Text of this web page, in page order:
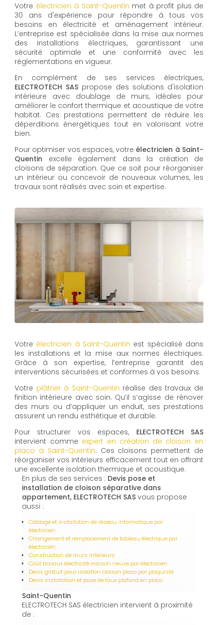
Votre électricien à Saint-Quentin met à profit plus de
30 ans d'expérience pour répondre à tous vos
besoins en électricité et aménagement intérieur.
L’entreprise est spécialisée dans la mise aux normes
des installations électriques, garantissant une
sécurité optimale et une conformité avec les
réglementations en vigueur.
En complément de ses services électriques,
ELECTROTECH SAS propose des solutions d'isolation
intérieure avec doublage de murs, idéales pour
améliorer le confort thermique et acoustique de votre
habitat. Ces prestations permettent de réduire les
déperditions énergétiques tout en valorisant votre
bien.
Pour optimiser vos espaces, votre électricien à Saint-
Quentin excelle également dans la création de
cloisons de séparation. Que ce soit pour réorganiser
un intérieur ou concevoir de nouveaux volumes, les
travaux sont réalisés avec soin et expertise.
Votre électricien à Saint-Quentin est spécialisé dans
les installations et la mise aux normes électriques.
Grâce à son expertise, l’entreprise garantit des
interventions sécurisées et conformes à vos besoins.
Votre plâtrier à Saint-Quentin réalise des travaux de
finition intérieure avec soin. Qu’il s’agisse de rénover
des murs ou d’appliquer un enduit, ses prestations
assurent un rendu esthétique et durable.
Pour structurer vos espaces, ELECTROTECH SAS
intervient comme expert en création de cloison en
placo à Saint-Quentin. Ces cloisons permettent de
réorganiser vos intérieurs efficacement tout en offrant
une excellente isolation thermique et acoustique.
En plus de ses services : Devis pose et
installation de cloison séparative dans
appartement, ELECTROTECH SAS vous propose
aussi :
Câblage et installation de réseau informatique par
électricien
Changement et remplacement de tableau électrique par
électricien
Construction de murs intérieurs
Coût travaux électricité maison neuve par électricien
Devis gratuit pour isolation cloison placo par plaquiste
Devis installation et pose de faux plafond en placo
Saint-Quentin
ELECTROTECH SAS électricien intervient à proximité
de :